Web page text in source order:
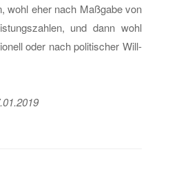
wohl eher nach Maß­ga­be von
und dann wohl
oder nach po­li­ti­scher Will­